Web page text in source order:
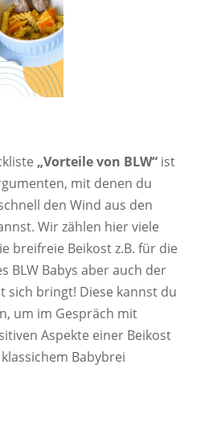
„Vorteile von BLW“ist
mit denen du
den Wind aus den
Wir zählen hier viele
breifreie Beikost z.B. für die
BLW Babys aber auch der
sich bringt! Diese kannst du
um im Gespräch mit
Aspekte einer Beikost
Babybrei